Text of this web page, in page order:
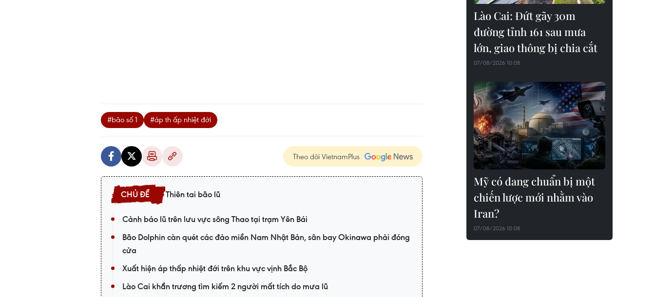
#bão số 1 #áp th ấp nhiệt đới
Theo dõi VietnamPlus
Thiên tai bão lũ
Cảnh báo lũ trên lưu vực sông Thao tại trạm Yên Bái
Bão Dolphin càn quét các đảo miền Nam Nhật Bản, sân bay Okinawa phải đóng
cửa
Xuất hiện áp thấp nhiệt đới trên khu vực vịnh Bắc Bộ
Lào Cai khẩn trương tìm kiếm 2 người mất tích do mưa lũ
Lào Cai: Đứt gãy 30m
đường tỉnh 161 sau mưa
lớn, giao thông bị chia cắt
07/08/2026 10:08
Mỹ có đang chuẩn bị một
chiến lược mới nhằm vào
Iran?
07/08/2026 10:08